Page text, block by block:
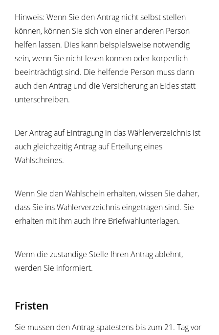
Hinweis: Wenn Sie den Antrag nicht selbst stellen
können, können Sie sich von einer anderen Person
helfen lassen. Dies kann beispielsweise notwendig
sein, wenn Sie nicht lesen können oder körperlich
beeinträchtigt sind. Die helfende Person muss dann
auch den Antrag und die Versicherung an Eides statt
unterschreiben.
Der Antrag auf Eintragung in das Wählerverzeichnis ist
auch gleichzeitig Antrag auf Erteilung eines
Wahlscheines.
Wenn Sie den Wahlschein erhalten, wissen Sie daher,
dass Sie ins Wählerverzeichnis eingetragen sind. Sie
erhalten mit ihm auch Ihre Briefwahlunterlagen.
Wenn die zuständige Stelle Ihren Antrag ablehnt,
werden Sie informiert.
Fristen
Sie müssen den Antrag spätestens bis zum 21. Tag vor